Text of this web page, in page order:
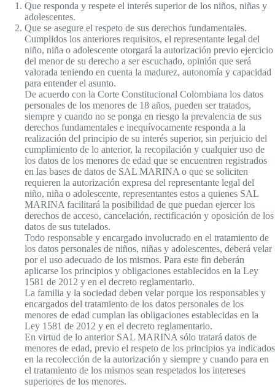
Que responda y respete el interés superior de los niños, niñas y
adolescentes.
Que se asegure el respeto de sus derechos fundamentales.
Cumplidos los anteriores requisitos, el representante legal del
niño, niña o adolescente otorgará la autorización previo ejercicio
del menor de su derecho a ser escuchado, opinión que será
valorada teniendo en cuenta la madurez, autonomía y capacidad
para entender el asunto.
De acuerdo con la Corte Constitucional Colombiana los datos
personales de los menores de 18 años, pueden ser tratados,
siempre y cuando no se ponga en riesgo la prevalencia de sus
derechos fundamentales e inequívocamente responda a la
realización del principio de su interés superior, sin perjuicio del
cumplimiento de lo anterior, la recopilación y cualquier uso de
los datos de los menores de edad que se encuentren registrados
en las bases de datos de SAL MARINA o que se soliciten
requieren la autorización expresa del representante legal del
niño, niña o adolescente, representantes estos a quienes SAL
MARINA facilitará la posibilidad de que puedan ejercer los
derechos de acceso, cancelación, rectificación y oposición de los
datos de sus tutelados.
Todo responsable y encargado involucrado en el tratamiento de
los datos personales de niños, niñas y adolescentes, deberá velar
por el uso adecuado de los mismos. Para este fin deberán
aplicarse los principios y obligaciones establecidos en la Ley
1581 de 2012 y en el decreto reglamentario.
La familia y la sociedad deben velar porque los responsables y
encargados del tratamiento de los datos personales de los
menores de edad cumplan las obligaciones establecidas en la
Ley 1581 de 2012 y en el decreto reglamentario.
En virtud de lo anterior SAL MARINA sólo tratará datos de
menores de edad, previo el respeto de los principios ya indicados
en la recolección de la autorización y siempre y cuando para en
el tratamiento de los mismos sean respetados los intereses
superiores de los menores.